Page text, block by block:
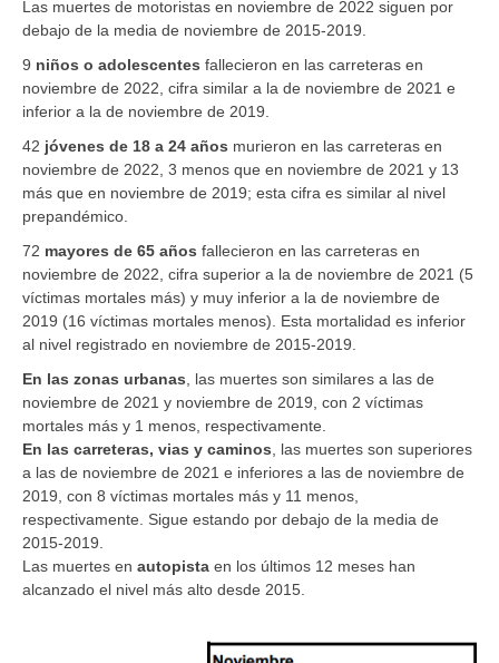
Las muertes de motoristas en noviembre de 2022 siguen por
debajo de la media de noviembre de 2015-2019.
9 niños o adolescentes fallecieron en las carreteras en
noviembre de 2022, cifra similar a la de noviembre de 2021 e
inferior a la de noviembre de 2019.
42 jóvenes de 18 a 24 años murieron en las carreteras en
noviembre de 2022, 3 menos que en noviembre de 2021 y 13
más que en noviembre de 2019; esta cifra es similar al nivel
prepandémico.
72 mayores de 65 años fallecieron en las carreteras en
noviembre de 2022, cifra superior a la de noviembre de 2021 (5
víctimas mortales más) y muy inferior a la de noviembre de
2019 (16 víctimas mortales menos). Esta mortalidad es inferior
al nivel registrado en noviembre de 2015-2019.
En las zonas urbanas , las muertes son similares a las de
noviembre de 2021 y noviembre de 2019, con 2 víctimas
mortales más y 1 menos, respectivamente.
En las carreteras, vias y caminos , las muertes son superiores
a las de noviembre de 2021 e inferiores a las de noviembre de
2019, con 8 víctimas mortales más y 11 menos,
respectivamente. Sigue estando por debajo de la media de
2015-2019.
Las muertes en autopista en los últimos 12 meses han
alcanzado el nivel más alto desde 2015.